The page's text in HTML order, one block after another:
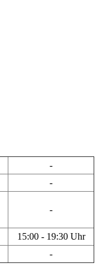
-
-
-
15:00 - 19:30 Uhr
-